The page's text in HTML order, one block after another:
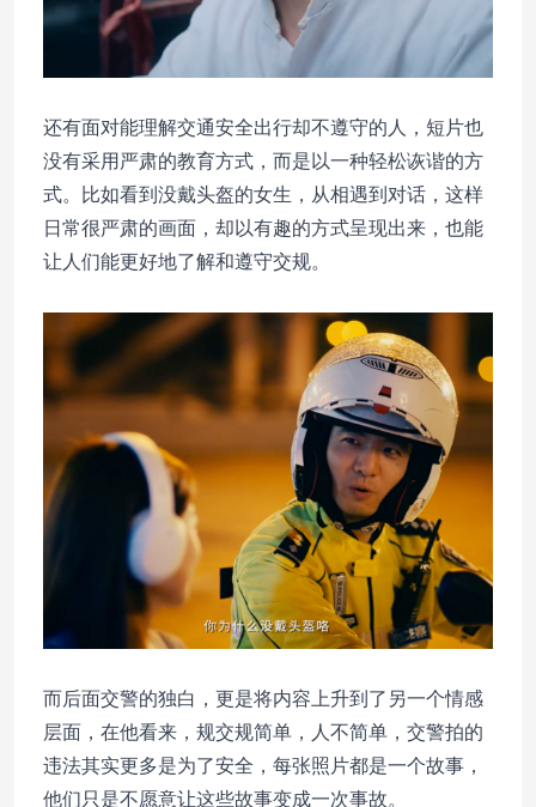
还有面对能理解交通安全出行却不遵守的人，短片也
没有采用严肃的教育方式，而是以一种轻松诙谐的方
式。比如看到没戴头盔的女生，从相遇到对话，这样
日常很严肃的画面，却以有趣的方式呈现出来，也能
让人们能更好地了解和遵守交规。
而后面交警的独白，更是将内容上升到了另一个情感
层面，在他看来，规交规简单，人不简单，交警拍的
违法其实更多是为了安全，每张照片都是一个故事，
他们只是不愿意让这些故事变成一次事故。